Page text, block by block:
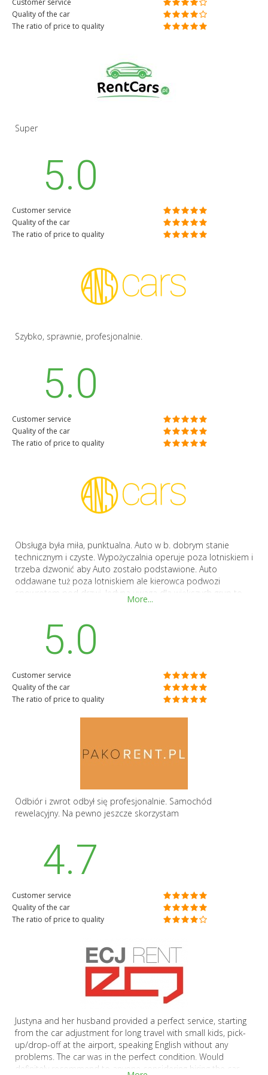
Customer service
Quality of the car
The ratio of price to quality
Super
5.0
Customer service
Quality of the car
The ratio of price to quality
Szybko, sprawnie, profesjonalnie.
5.0
Customer service
Quality of the car
The ratio of price to quality
Obsługa była miła, punktualna. Auto w b. dobrym stanie
technicznym i czyste. Wypożyczalnia operuje poza lotniskiem i
trzeba dzwonić aby Auto zostało podstawione. Auto
oddawane tuż poza lotniskiem ale kierowca podwozi
spowrotem pod drzwi. Jedyna uwaga dla większych grup to
aby upewnić się o pojemności samochodu. Reklamowane
uwaga ze tu chodzi o albo 7 osób albo pojemność na walizki.
Do tego auta (Dacia Jogger) jeżeli wejdzie 7 osób to najwiecej
2 małe walizki. Jeżeli ktos potrzebuje pomieścić i ludzi i tyle
More...
5.0
Customer service
Quality of the car
The ratio of price to quality
Odbiór i zwrot odbył się profesjonalnie. Samochód
rewelacyjny. Na pewno jeszcze skorzystam
4.7
Customer service
Quality of the car
The ratio of price to quality
Justyna and her husband provided a perfect service, starting
from the car adjustment for long travel with small kids, pick-
up/drop-off at the airport, speaking English without any
problems. The car was in the perfect condition. Would
definitely recommend to anyone considering hiring the car